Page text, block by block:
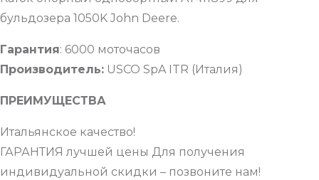
бульдозера 1050K John Deere.
Гарантия: 6000 моточасов
Производитель: USCO SpA ITR (Италия)
ПРЕИМУЩЕСТВА
Итальянское качество!
ГАРАНТИЯ лучшей цены Для получения
индивидуальной скидки – позвоните нам!